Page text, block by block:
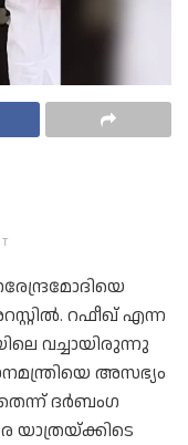
റഫീഖ് എന്ന
വച്ചായിരുന്നു
അസഭ്യം
ദർബംഗ
യാത്രയ്ക്കിടെ